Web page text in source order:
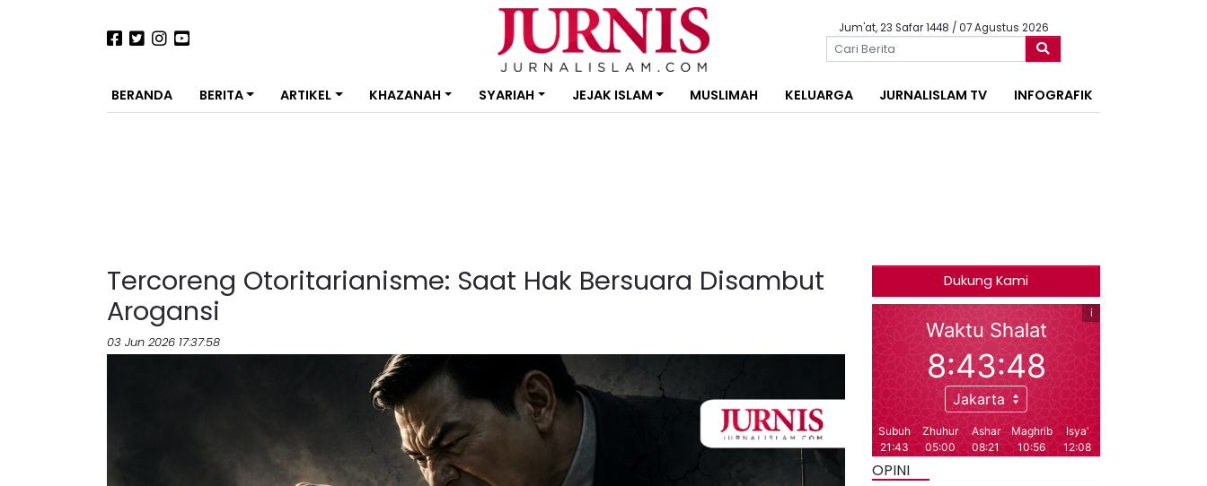
Jum'at, 23 Safar 1448 / 07 Agustus 2026
BERANDA BERITA ARTIKEL KHAZANAH SYARIAH JEJAK ISLAM MUSLIMAH KELUARGA JURNALISLAM TV INFOGRAFIK
Tercoreng Otoritarianisme: Saat Hak Bersuara Disambut
Arogansi
03 Jun 2026 17:37:58
Dukung Kami
OPINI